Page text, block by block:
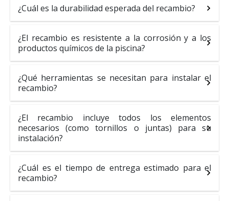
¿Cuál es la durabilidad esperada del recambio?
¿El recambio es resistente a la corrosión y a los
productos químicos de la piscina?
¿Qué herramientas se necesitan para instalar el
recambio?
¿El recambio incluye todos los elementos
necesarios (como tornillos o juntas) para su
instalación?
¿Cuál es el tiempo de entrega estimado para el
recambio?